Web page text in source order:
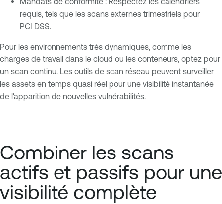
requis, tels que les scans externes trimestriels pour
PCI DSS.
Pour les environnements très dynamiques, comme les
charges de travail dans le cloud ou les conteneurs, optez pour
un scan continu. Les outils de scan réseau peuvent surveiller
les assets en temps quasi réel pour une visibilité instantanée
de l'apparition de nouvelles vulnérabilités.
Combiner les scans
actifs et passifs pour une
visibilité complète